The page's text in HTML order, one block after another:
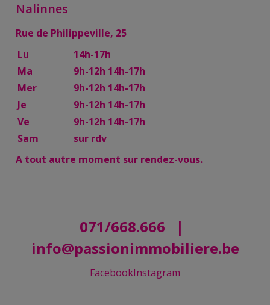
Nalinnes
Rue de Philippeville, 25
Lu
14h-17h
Ma
9h-12h 14h-17h
Mer
9h-12h 14h-17h
Je
9h-12h 14h-17h
Ve
9h-12h 14h-17h
Sam
sur rdv
A tout autre moment sur rendez-vous.
071/668.666
|
info@passionimmobiliere.be
FacebookInstagram